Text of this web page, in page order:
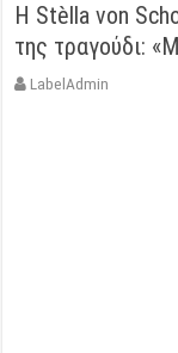
Η Stèlla von
της τραγούδι:
LabelAdmin